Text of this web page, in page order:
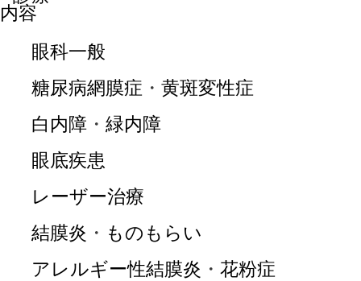
眼科一般
糖尿病網膜症 ・ 黄斑変性症
白内障 ・ 緑内障
眼底疾患
レーザー治療
結膜炎 ・ ものもらい
アレルギー性結膜炎 ・ 花粉症